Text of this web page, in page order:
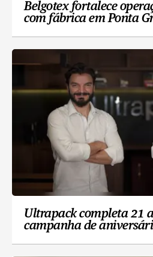
Belgotex fortalece
com fábrica em Ponta
Ultrapack completa 21
campanha de